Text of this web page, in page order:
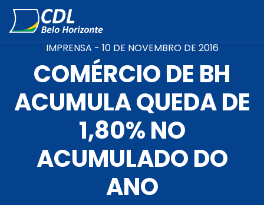
IMPRENSA - 10 DE NOVEMBRO DE 2016
COMÉRCIO DE BH
ACUMULA QUEDA DE
1,80% NO
ACUMULADO DO
ANO